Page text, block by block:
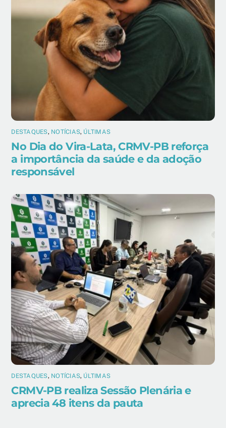
DESTAQUES, NOTÍCIAS, ÚLTIMAS
No Dia do Vira-Lata, CRMV-PB reforça
a importância da saúde e da adoção
responsável
DESTAQUES, NOTÍCIAS, ÚLTIMAS
CRMV-PB realiza Sessão Plenária e
aprecia 48 itens da pauta